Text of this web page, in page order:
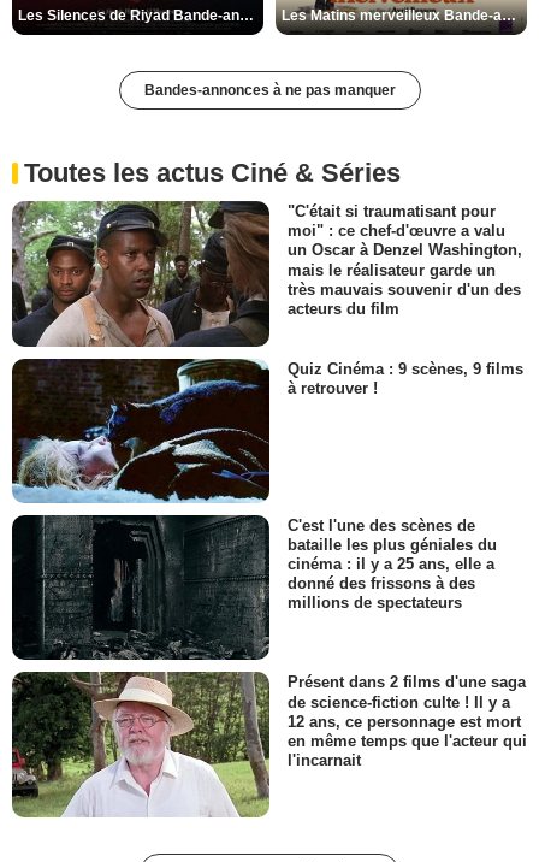
Les Silences de Riyad Bande-annonce VO STFR Les Matins merveilleux Bande-annonce VF
Bandes-annonces à ne pas manquer
Toutes les actus Ciné & Séries
"C'était si traumatisant pour
moi" : ce chef-d'œuvre a valu
un Oscar à Denzel Washington,
mais le réalisateur garde un
très mauvais souvenir d'un des
acteurs du film
Quiz Cinéma : 9 scènes, 9 films
à retrouver !
C'est l'une des scènes de
bataille les plus géniales du
cinéma : il y a 25 ans, elle a
donné des frissons à des
millions de spectateurs
Présent dans 2 films d'une saga
de science-fiction culte ! Il y a
12 ans, ce personnage est mort
en même temps que l'acteur qui
l'incarnait